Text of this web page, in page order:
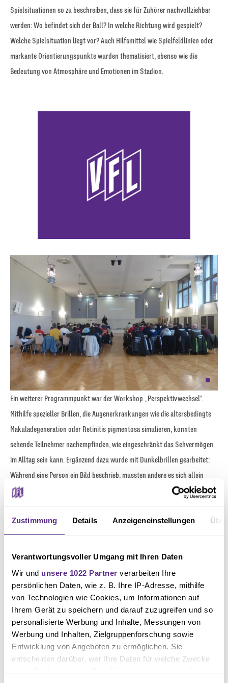
Zustimmung Details Anzeigeneinstellungen
Verantwortungsvoller Umgang mit Ihren Daten
Wir und unsere 1022 Partner verarbeiten Ihre
persönlichen Daten, wie z. B. Ihre IP-Adresse, mithilfe
von Technologien wie Cookies, um Informationen auf
Ihrem Gerät zu speichern und darauf zuzugreifen und so
personalisierte Werbung und Inhalte, Messungen von
Werbung und Inhalten, Zielgruppenforschung sowie
Entwicklung von Angeboten zu ermöglichen. Sie
entscheiden darüber, wer Ihre Daten für welche Zwecke
Spielsituationen so zu beschreiben, dass sie für Zuhörer nachvollziehbar
werden: Wo befindet sich der Ball? In welche Richtung wird gespielt?
Welche Spielsituation liegt vor? Auch Hilfsmittel wie Spielfeldlinien oder
markante Orientierungspunkte wurden thematisiert, ebenso wie die
Bedeutung von Atmosphäre und Emotionen im Stadion.
Ein weiterer Programmpunkt war der Workshop „Perspektivwechsel“.
Mithilfe spezieller Brillen, die Augenerkrankungen wie die altersbedingte
Makuladegeneration oder Retinitis pigmentosa simulieren, konnten
sehende Teilnehmer nachempfinden, wie eingeschränkt das Sehvermögen
im Alltag sein kann. Ergänzend dazu wurde mit Dunkelbrillen gearbeitet:
Während eine Person ein Bild beschrieb, mussten andere es sich allein
anhand der Worte vorstellen. Diese Übung verdeutlichte, wie entscheidend
sind. Der Abend wurde mit einer Lesung von Jeff Tomlinson, einem blinden
Ex-Eishockeytrainer aus der Schweiz, sowie einem Expertenquiz rund um
Impulse aus Praxis und Profisport
Am Sonntag standen weitere spannende Einblicke auf dem Programm. Den
Auftakt machte ein Impulsvortrag von Mr. Blindlife, der aus seinem Alltag
als blinder Student berichtete. Im Anschluss folgte eine Regelschulung
durch Schiedsrichterin Annika Kost, bei der auch mögliche